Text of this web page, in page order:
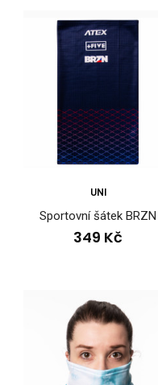
Sportovní
Sportovní šátek
UNI
Sportovní šátek BRZN
349 Kč